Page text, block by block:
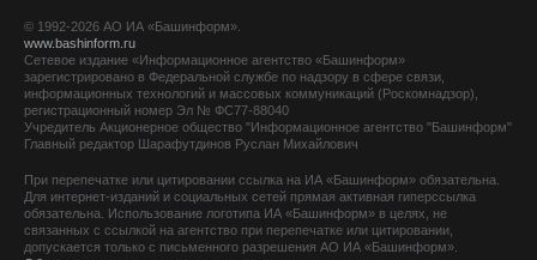
© 1992-2026 АО ИА «Башинформ».
www.bashinform.ru
Сетевое издание «Информационное агентство «Башинформ»
зарегистрировано в Федеральной службе по надзору в сфере связи,
информационных технологий и массовых коммуникаций (Роскомнадзор),
регистрационный номер Эл № ФС77-88040
Учредитель Акционерное общество "Информационное агентство "Башинформ"
Главный редактор Шарафутдинов Руслан Михайлович
При перепечатке или цитировании ссылка на ИА «Башинформ» обязательна.
Для интернет-изданий и социальных сетей прямая активная гиперссылка
обязательна. Использование логотипа ИА «Башинформ» в целях, не
связанных с ссылкой на агентство при перепечатке или цитировании,
допускается только с письменного разрешения АО ИА «Башинформ».